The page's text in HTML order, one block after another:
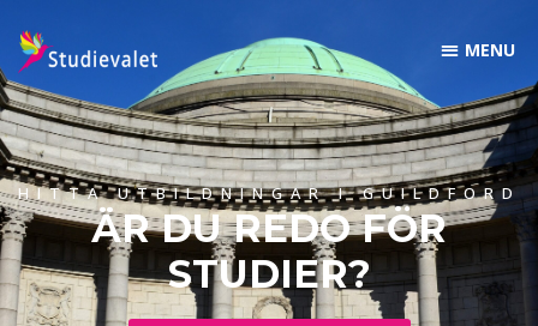
HITTA UTBILDNINGAR I GUILDFORD
ÄR DU REDO FÖR
STUDIER?